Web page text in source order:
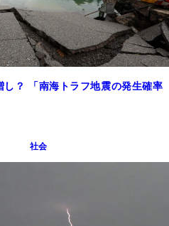
し？ 「南海トラフ地震の発生確率
社会